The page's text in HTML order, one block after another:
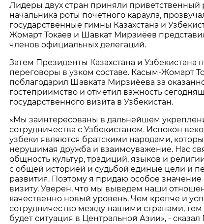
Лидеры двух стран приняли приветственный
начальника роты почетного караула,
государственные гимны Казахстана и
Жомарт Токаев и Шавкат Мирзиёев
членов официальных делегаций.
Затем Президенты Казахстана и Узбекистана
переговоры в узком составе. Касым-Жомарт
поблагодарил Шавката Мирзиёева за
гостеприимство и отметил важность
государственного визита в Узбекистан.
«Мы заинтересованы в дальнейшем
сотрудничества с Узбекистаном. Испокон
узбеки являются братскими народами,
нерушимая дружба и взаимоуважение. Нас
общность культур, традиций, языков и
с общей историей и судьбой единые цели и
развития. Поэтому я придаю особое
визиту. Уверен, что мы выведем наши
качественно новый уровень. Чем крепче и
сотрудничество между нашими странами, тем
будет ситуация в Центральной Азии», - сказал